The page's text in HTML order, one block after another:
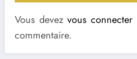
Vous devezvous connecter
commentaire.